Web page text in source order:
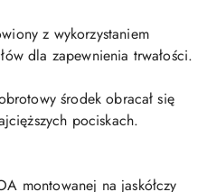
z wykorzystaniem
dla zapewnienia trwałości.
środek obracał się
pociskach.
montowanej na jaskółczy